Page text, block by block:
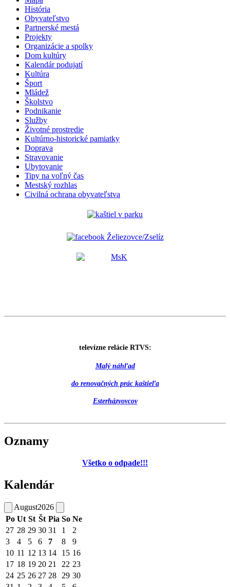
História
Obyvateľstvo
Partnerské mestá
Projekty
Organizácie a spolky
Dom kultúry
Kalendár podujatí
Kultúra
Šport
Mládež
Školstvo
Podnikanie
Služby
Životné prostredie
Kultúrno-historické pamiatky
Doprava
Stravovanie
Ubytovanie
Tipy na voľný čas
Mestský rozhlas
Civilná ochrana obyvateľstva
televízne relácie RTVS:
Malý náhľad
do renovačných prác kaštieľa
Esterházyovcov
Oznamy
Všetko o odpade!!!
Kalendár
August2026
Po Ut St Št Pia So Ne
27 28 29 30 31 1
2
3
4 5 6 7 8
9
10 11 12 13 14 15 16
17 18 19 20 21 22 23
24 25 26 27 28 29 30